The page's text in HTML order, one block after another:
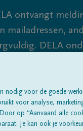
ontvangt
DELA
dus blijf
Alle
nodig voor de goede
voor analyse,
op “Aanvaard alle
Je kan ook je